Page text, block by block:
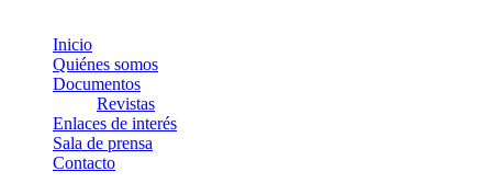
Inicio
Quiénes somos
Documentos
Revistas
Enlaces de interés
Sala de prensa
Contacto